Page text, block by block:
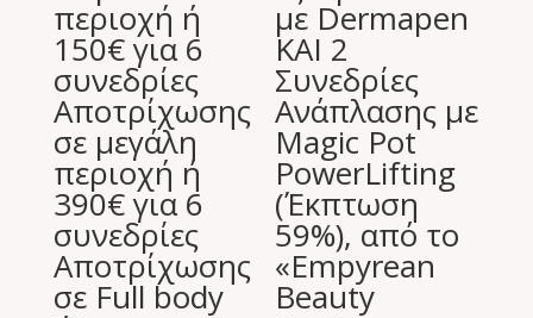
περιοχή ή
150€ για 6
συνεδρίες
Aποτρίχωσης
σε μεγάλη
περιοχή ή
390€ για 6
συνεδρίες
Aποτρίχωσης
σε Full body
με Dermapen
ΚΑΙ 2
Συνεδρίες
Ανάπλασης με
Magic Pot
PowerLifting
(Έκπτωση
59%), από το
«Empyrean
Beauty